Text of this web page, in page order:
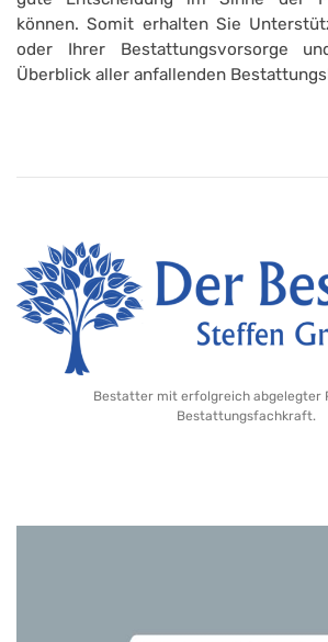
können. Somit erhalten Sie
oder Ihrer Bestattungsvorsorge
Überblick aller anfallenden
Bestatter mit erfolgreich abgelegter
Bestattungsfachkraft.